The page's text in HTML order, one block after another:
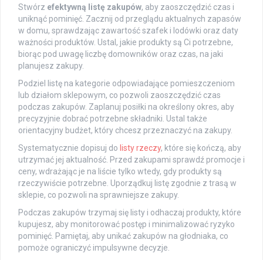
Stwórz efektywną listę zakupów, aby zaoszczędzić czas i
uniknąć pominięć. Zacznij od przeglądu aktualnych zapasów
w domu, sprawdzając zawartość szafek i lodówki oraz daty
ważności produktów. Ustal, jakie produkty są Ci potrzebne,
biorąc pod uwagę liczbę domowników oraz czas, na jaki
planujesz zakupy.
Podziel listę na kategorie odpowiadające pomieszczeniom
lub działom sklepowym, co pozwoli zaoszczędzić czas
podczas zakupów. Zaplanuj posiłki na określony okres, aby
precyzyjnie dobrać potrzebne składniki. Ustal także
orientacyjny budżet, który chcesz przeznaczyć na zakupy.
Systematycznie dopisuj do listy rzeczy, które się kończą, aby
utrzymać jej aktualność. Przed zakupami sprawdź promocje i
ceny, wdrażając je na liście tylko wtedy, gdy produkty są
rzeczywiście potrzebne. Uporządkuj listę zgodnie z trasą w
sklepie, co pozwoli na sprawniejsze zakupy.
Podczas zakupów trzymaj się listy i odhaczaj produkty, które
kupujesz, aby monitorować postęp i minimalizować ryzyko
pominięć. Pamiętaj, aby unikać zakupów na głodniaka, co
pomoże ograniczyć impulsywne decyzje.